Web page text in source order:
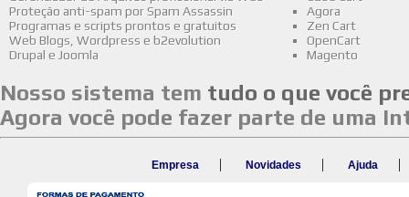
Proteção anti-spam por Spam Assassin
Programas e scripts prontos e gratuitos
Web Blogs, Wordpress e b2evolution
Drupal e Joomla
Agora
Zen Cart
OpenCart
Magento
Nosso sistema tem tudo o que você
Agora você pode fazer parte de uma
Empresa | Novidades | Ajuda |